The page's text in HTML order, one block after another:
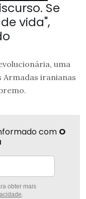
Se
vida",
uma
iranianas
com O
obter mais
.